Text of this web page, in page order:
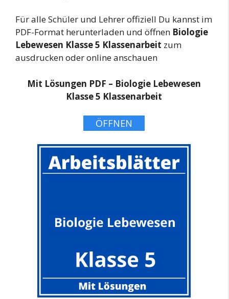
Für alle Schüler und Lehrer offiziell Du kannst im
PDF-Format herunterladen und öffnen Biologie
Lebewesen Klasse 5 Klassenarbeit zum
ausdrucken oder online anschauen
Mit Lösungen PDF – Biologie Lebewesen
Klasse 5 Klassenarbeit
ÖFFNEN